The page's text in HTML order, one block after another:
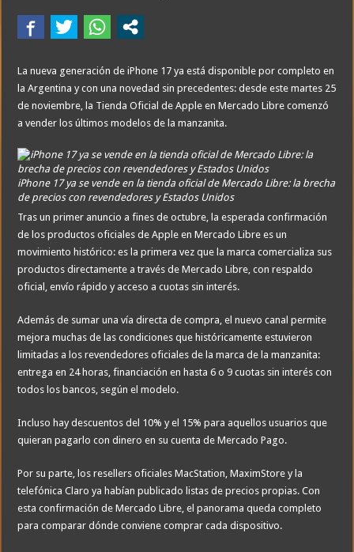
La nueva generación de iPhone 17 ya está disponible por completo en
la Argentina y con una novedad sin precedentes: desde este martes 25
de noviembre, la Tienda Oficial de Apple en Mercado Libre comenzó
a vender los últimos modelos de la manzanita.
iPhone 17 ya se vende en la tienda oficial de Mercado Libre: la brecha
de precios con revendedores y Estados Unidos
Tras un primer anuncio a fines de octubre, la esperada confirmación
de los productos oficiales de Apple en Mercado Libre es un
movimiento histórico: es la primera vez que la marca comercializa sus
productos directamente a través de Mercado Libre, con respaldo
oficial, envío rápido y acceso a cuotas sin interés.
Además de sumar una vía directa de compra, el nuevo canal permite
mejora muchas de las condiciones que históricamente estuvieron
limitadas a los revendedores oficiales de la marca de la manzanita:
entrega en 24 horas, financiación en hasta 6 o 9 cuotas sin interés con
todos los bancos, según el modelo.
Incluso hay descuentos del 10% y el 15% para aquellos usuarios que
quieran pagarlo con dinero en su cuenta de Mercado Pago.
Por su parte, los resellers oficiales MacStation, MaximStore y la
telefónica Claro ya habían publicado listas de precios propias. Con
esta confirmación de Mercado Libre, el panorama queda completo
para comparar dónde conviene comprar cada dispositivo.